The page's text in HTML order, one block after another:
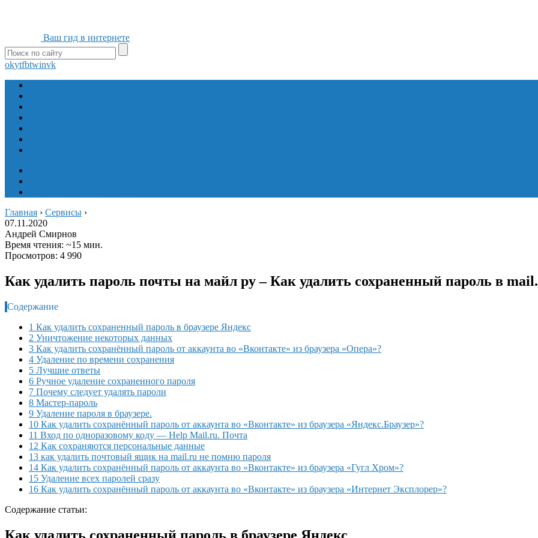
Ваш гид в интернете
okytfbtwinvk
Главная › Сервисы ›
07.11.2020
Андрей Смирнов
Время чтения: ~15 мин.
Просмотров: 4 990
Как удалить пароль почты на майл ру – Как удалить сохраненный пароль в
Содержание
1 Как удалить сохраненный пароль в браузере Яндекс
2 Уничтожение некоторых данных
3 Как удалить сохранённый пароль от аккаунта во «Вконтакте» из браузера «Опера»?
4 Удаление по времени сохранения
5 Лучшие ответы
6 Ручное удаление сохраненного пароля
7 Почему следует удалять пароли
8 Мастер-пароль
9 Удаление пароля в браузере.
10 Как удалить сохранённый пароль от аккаунта во «Вконтакте» из браузера «Яндекс.Браузер»?
11 Вход по одноразовому коду — Help Mail.ru. Почта
12 Как сохраняются персональные данные
13 как удалить почтовый ящик на mail.ru не помню пароля
14 Как удалить сохранённый пароль от аккаунта во «Вконтакте» из браузера «Гугл Хром»?
15 Удаление всех паролей сразу
16 Как удалить сохранённый пароль от аккаунта во «Вконтакте» из браузера «Интернет Эксплорер»?
Содержание статьи:
Как удалить сохраненный пароль в браузере Яндекс